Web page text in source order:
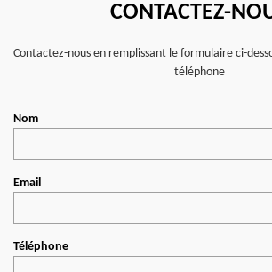
CONTACTEZ-
Contactez-nous en remplissant le formulaire ci-
téléphone
Nom
Email
Téléphone